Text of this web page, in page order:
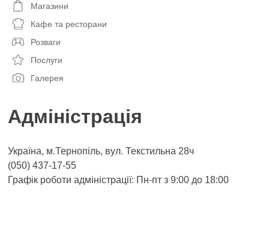
Магазини
Кафе та ресторани
Розваги
Послуги
Галерея
Адміністрація
Україна, м.Тернопіль, вул. Текстильна 28ч
(050) 437-17-55
Графік роботи адміністрації: Пн-пт з 9:00 до 18:00